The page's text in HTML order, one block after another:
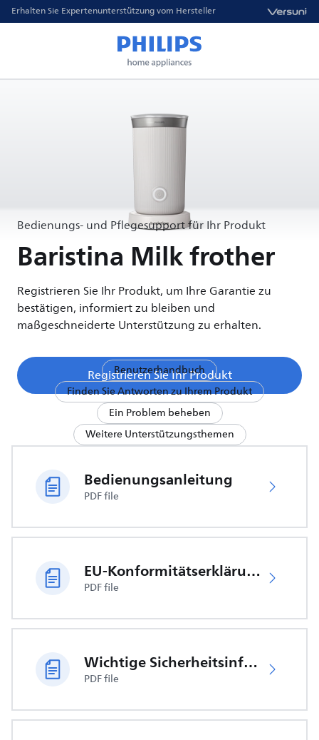
Erhalten Sie Expertenunterstützung vom Hersteller
Bedienungs- und Pflegesupport für Ihr Produkt
Baristina Milk frother
Registrieren Sie Ihr Produkt, um Ihre Garantie zu
bestätigen, informiert zu bleiben und
maßgeschneiderte Unterstützung zu erhalten.
Registrieren Sie Ihr Produkt
Benutzerhandbuch
Finden Sie Antworten zu Ihrem Produkt
Ein Problem beheben
Weitere Unterstützungsthemen
Bedienungsanleitung
PDF file
EU-Konformitätserklärung
PDF file
Wichtige Sicherheitsinformationen
PDF file